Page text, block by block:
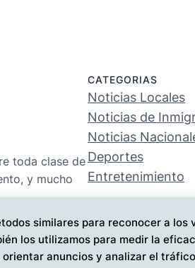
toda clase de
y mucho
CATEGORIAS
Noticias Locales
Noticias de
Noticias
Deportes
Entretenimiento
similares para reconocer a
los utilizamos para medir la
anuncios y analizar el